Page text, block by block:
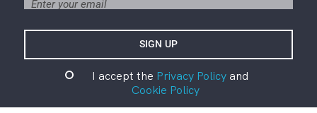
I accept the Privacy Policyand
Cookie Policy